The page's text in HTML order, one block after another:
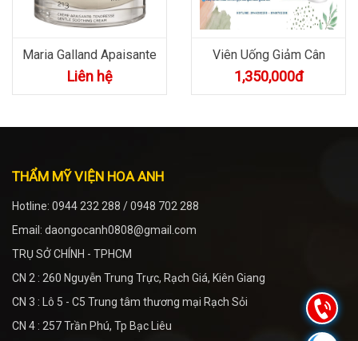
Thông tin chi tiết
Maria Galland Apaisante
Tendresse Nhẹ Nhàng
Liên hệ
Thông tin chi tiết
Viên Uống Giảm Cân
Leptin
1,350,000đ
THẨM MỸ VIỆN HOA ANH
Hotline: 0944 232 288 / 0948 702 288
Email: daongocanh0808@gmail.com
TRỤ SỞ CHÍNH - TPHCM
CN 2 : 260 Nguyễn Trung Trực, Rạch Giá, Kiên Giang
CN 3 : Lô 5 - C5 Trung tâm thương mại Rạch Sỏi
CN 4 : 257 Trần Phú, Tp Bạc Liêu